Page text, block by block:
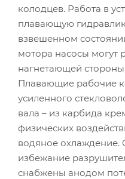
колодцев. Работа в
плавающую
взвешенном
мотора насосы могут
нагнетающей
Плавающие рабочие
усиленного
вала – из карбида
физических
водяное охлаждение.
избежание
снабжены анодом